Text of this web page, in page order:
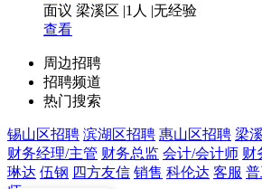
面议 梁溪区 |1人 |无经验
查看
周边招聘
招聘频道
热门搜索
锡山区招聘 滨湖区招聘 惠山区招聘 梁
财务经理/主管 财务总监 会计/会计师 财
琳达 伍钢 四方友信 销售 科伦达 客服